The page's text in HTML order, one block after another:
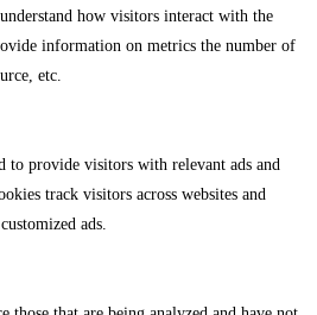
how visitors interact with the
information on metrics the number of
etc.
to provide visitors with relevant ads and
track visitors across websites and
ads.